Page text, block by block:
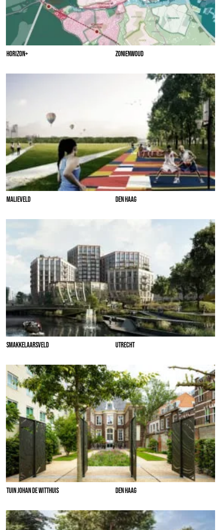
HORIZON+ ZONIENWOUD
MALIEVELD DEN HAAG
SMAKKELAARSVELD UTRECHT
TUIN JOHAN DE WITTHUIS DEN HAAG